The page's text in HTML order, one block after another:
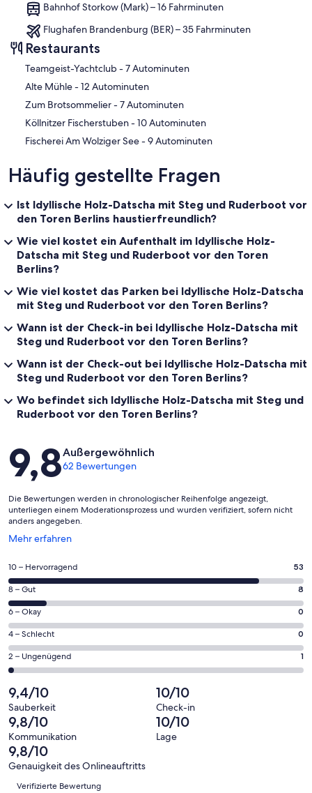
Bahnhof Storkow (Mark) – 16 Fahrminuten
Flughafen Brandenburg (BER) – 35 Fahrminuten
Restaurants
‪Teamgeist-Yachtclub - ‬7 Autominuten
‪Alte Mühle - ‬12 Autominuten
‪Zum Brotsommelier - ‬7 Autominuten
‪Köllnitzer Fischerstuben - ‬10 Autominuten
‪Fischerei Am Wolziger See - ‬9 Autominuten
Häufig gestellte Fragen
Ist Idyllische Holz-Datscha mit Steg und Ruderboot vor
den Toren Berlins haustierfreundlich?
Wie viel kostet ein Aufenthalt im Idyllische Holz-
Datscha mit Steg und Ruderboot vor den Toren
Berlins?
Wie viel kostet das Parken bei Idyllische Holz-Datscha
mit Steg und Ruderboot vor den Toren Berlins?
Wann ist der Check-in bei Idyllische Holz-Datscha mit
Steg und Ruderboot vor den Toren Berlins?
Wann ist der Check-out bei Idyllische Holz-Datscha mit
Steg und Ruderboot vor den Toren Berlins?
Wo befindet sich Idyllische Holz-Datscha mit Steg und
Ruderboot vor den Toren Berlins?
Bewertungen
9,8Außergewöhnlich
62 Bewertungen
Die Bewertungen werden in chronologischer Reihenfolge angezeigt,
unterliegen einem Moderationsprozess und wurden verifiziert, sofern nicht
anders angegeben.
Mehr erfahren
Wird
einem
neuen
Fenster
geöffnet
53
von
insgesamt
62
Gästebewertungen
haben
eine
Bewertung
von
10
-
Hervorragend
10 – Hervorragend 53
8
von
insgesamt
62
Gästebewertungen
haben
Bewertung
von
8
-
Gut
8 – Gut 8
0
von
insgesamt
62
Gästebewertungen
haben
eine
Bewertung
von
6
-
Okay
6 – Okay 0
0
von
insgesamt
Gästebewertungen
haben
eine
Bewertung
von
4
4 – Schlecht 0
1
von
insgesamt
62
Gästebewertungen
haben
eine
Bewertung
2 – Ungenügend 1
9,4/10
Sauberkeit
10/10
Check-in
9,8/10
Kommunikation
10/10
Lage
9,8/10
Genauigkeit des Onlineauftritts
Bewertungen
Verifizierte Bewertung